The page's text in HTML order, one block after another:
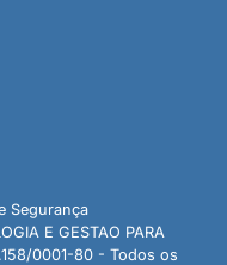
E GESTAO PARA
0001-80 - Todos os
Segurança